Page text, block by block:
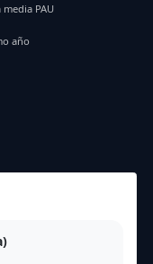
media PAU
año